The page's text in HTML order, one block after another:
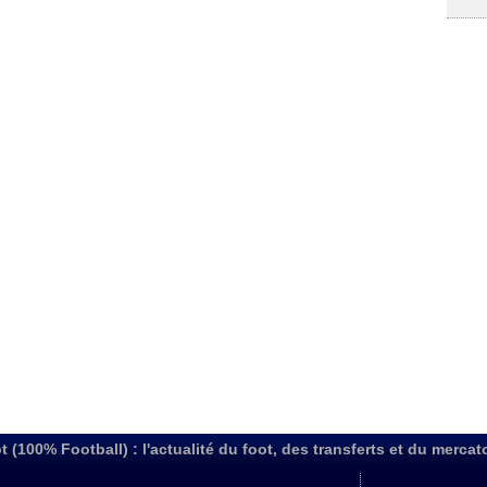
(100% Football) : l'actualité du foot, des transferts et du